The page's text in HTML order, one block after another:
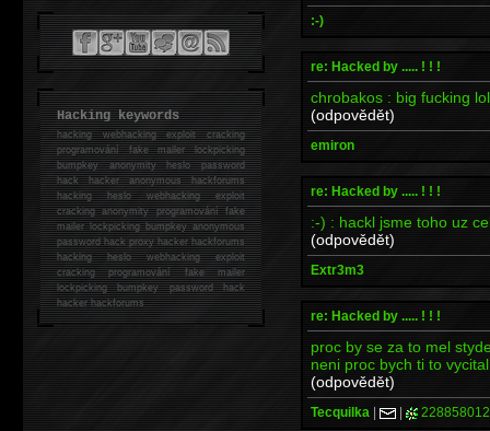
:-)
re: Hacked by ..... ! ! !
chrobakos : big fucking
(odpovědět)
emiron
re: Hacked by ..... ! ! !
:-) : hackl jsme toho uz
(odpovědět)
Extr3m3
re: Hacked by ..... ! ! !
proc by se za to mel
neni proc bych ti to
(odpovědět)
Tecquilka | | 228858012
Hacking keywords
hackingwebhacking exploit cracking
programování fake mailer lockpicking
bumpkey anonymity heslo password
hackhacker anonymous hackforums
hackingheslo webhacking exploit
cracking anonymity programování fake
mailer lockpicking bumpkey anonymous
password hack proxy hacker hackforums
hacking heslo webhacking exploit
cracking programování fake mailer
lockpicking bumpkey password hack
hackerhackforums